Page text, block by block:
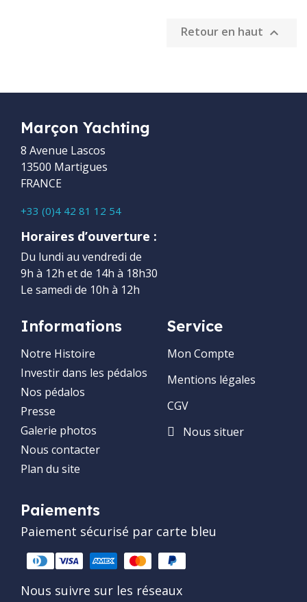
Retour en haut 
Marçon Yachting
8 Avenue Lascos
13500 Martigues
FRANCE
+33 (0)4 42 81 12 54
Horaires d’ouverture :
Du lundi au vendredi de
9h à 12h et de 14h à 18h30
Le samedi de 10h à 12h
Informations
Notre Histoire
Investir dans les pédalos
Nos pédalos
Presse
Galerie photos
Nous contacter
Plan du site
Service
Mon Compte
Mentions légales
CGV
Nous situer
Paiements
Paiement sécurisé par carte bleu
Nous suivre sur les réseaux